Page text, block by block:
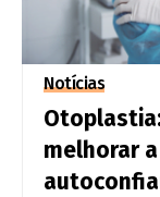
Notícias
melhorar